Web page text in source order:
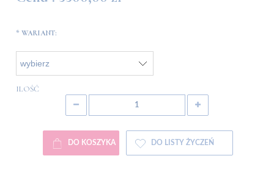
* WARIANT:
ILOŚĆ
DO KOSZYKA DO LISTY ŻYCZEŃ